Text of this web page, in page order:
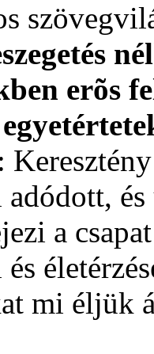
erõs
a
mi éljük